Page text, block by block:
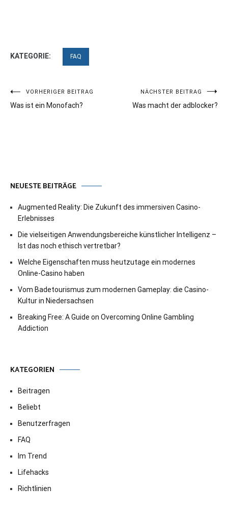
KATEGORIE: FAQ
Beitragsnavigation
VORHERIGER BEITRAG
Was ist ein Monofach?
NÄCHSTER BEITRAG
Was macht der adblocker?
NEUESTE BEITRÄGE
Augmented Reality: Die Zukunft des immersiven Casino-
Erlebnisses
Die vielseitigen Anwendungsbereiche künstlicher Intelligenz –
Ist das noch ethisch vertretbar?
Welche Eigenschaften muss heutzutage ein modernes
Online-Casino haben
Vom Badetourismus zum modernen Gameplay: die Casino-
Kultur in Niedersachsen
Breaking Free: A Guide on Overcoming Online Gambling
Addiction
KATEGORIEN
Beitragen
Beliebt
Benutzerfragen
FAQ
Im Trend
Lifehacks
Richtlinien